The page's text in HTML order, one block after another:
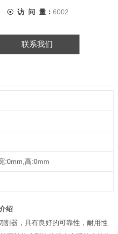
访 问 量： 6002
联系我们
:0mm,高:0mm
绍
割器，具有良好的可靠性，耐用性